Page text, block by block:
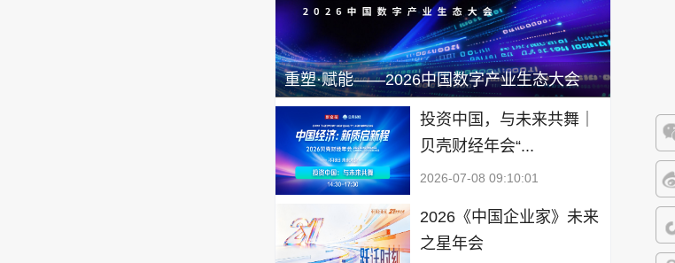
微
微
抖
重塑·赋能——2026中国数字产业生态大会
投资中国，与未来共舞｜
贝壳财经年会“...
2026-07-08 09:10:01
2026《中国企业家》未来
之星年会